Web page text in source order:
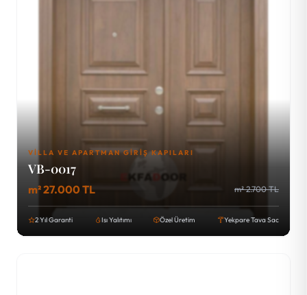
VILLA VE APARTMAN GIRIŞ KAPILARI
VB-0017
m² 27.000 TL m² 2.700 TL
2 Yıl Garanti Isı Yalıtımı Özel Üretim Yekpare Tava Sac